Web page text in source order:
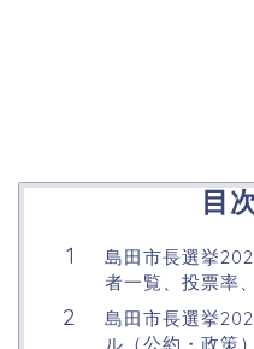
目
島田市長選挙
者一覧、投票率
島田市長選挙
ル（公約・政策）